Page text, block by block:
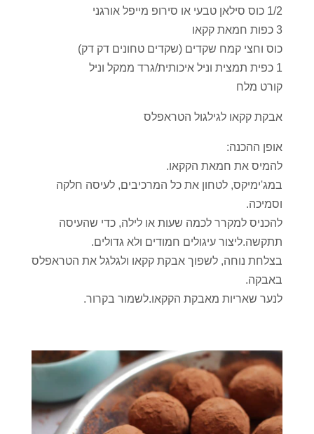
1/2 כוס סילאן טבעי או סירופ מייפל אורגני
3 כפות חמאת קקאו
כוס וחצי קמח שקדים (שקדים טחונים דק דק)
1 כפית תמצית וניל איכותית/גרד ממקל וניל
קורט מלח
אבקת קקאו לגילגול הטראפלס
אופן ההכנה:
להמיס את חמאת הקקאו.
במג'ימיקס, לטחון את כל המרכיבים, לעיסה חלקה
וסמיכה.
להכניס למקרר לכמה שעות או לילה, כדי שהעיסה
תתקשה.ליצור עיגולים חמודים ולא גדולים.
בצלחת נוחה, לשפוך אבקת קקאו ולגלגל את הטראפלס
באבקה.
לנער שאריות מאבקת הקקאו.לשמור בקרור.